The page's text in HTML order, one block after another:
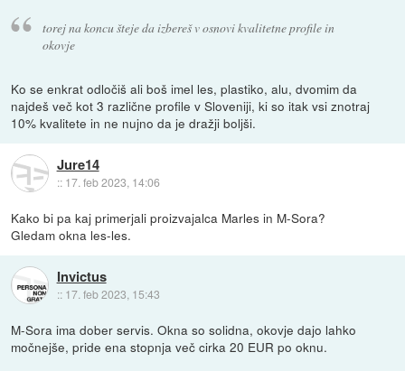
torej na koncu šteje da izbereš v osnovi kvalitetne profile in
okovje
Ko se enkrat odločiš ali boš imel les, plastiko, alu, dvomim da
najdeš več kot 3 različne profile v Sloveniji, ki so itak vsi znotraj
10% kvalitete in ne nujno da je dražji boljši.
Jure14
:: 17. feb 2023, 14:06
Kako bi pa kaj primerjali proizvajalca Marles in M-Sora?
Gledam okna les-les.
Invictus
:: 17. feb 2023, 15:43
M-Sora ima dober servis. Okna so solidna, okovje dajo lahko
močnejše, pride ena stopnja več cirka 20 EUR po oknu.